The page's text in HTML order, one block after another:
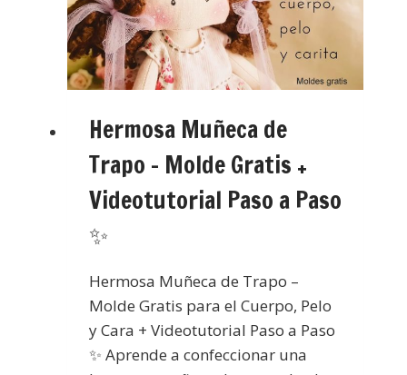
Hermosa Muñeca de
Trapo – Molde Gratis +
Videotutorial Paso a Paso
✨
Hermosa Muñeca de Trapo –
Molde Gratis para el Cuerpo, Pelo
y Cara + Videotutorial Paso a Paso
✨ Aprende a confeccionar una